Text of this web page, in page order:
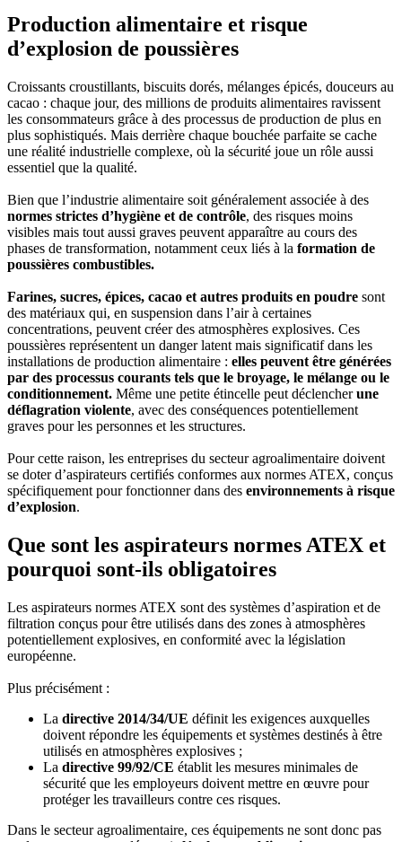
Production alimentaire et risque
d’explosion de poussières
Croissants croustillants, biscuits dorés, mélanges épicés, douceurs au
cacao : chaque jour, des millions de produits alimentaires ravissent
les consommateurs grâce à des processus de production de plus en
plus sophistiqués. Mais derrière chaque bouchée parfaite se cache
une réalité industrielle complexe, où la sécurité joue un rôle aussi
essentiel que la qualité.
Bien que l’industrie alimentaire soit généralement associée à des
normes strictes d’hygiène et de contrôle, des risques moins
visibles mais tout aussi graves peuvent apparaître au cours des
phases de transformation, notamment ceux liés à la formation de
poussières combustibles.
Farines, sucres, épices, cacao et autres produits en poudre sont
des matériaux qui, en suspension dans l’air à certaines
concentrations, peuvent créer des atmosphères explosives. Ces
poussières représentent un danger latent mais significatif dans les
installations de production alimentaire : elles peuvent être générées
par des processus courants tels que le broyage, le mélange ou le
conditionnement. Même une petite étincelle peut déclencherune
déflagration violente, avec des conséquences potentiellement
graves pour les personnes et les structures.
Pour cette raison, les entreprises du secteur agroalimentaire doivent
se doter d’aspirateurs certifiés conformes aux normes ATEX, conçus
spécifiquement pour fonctionner dans des environnements à risque
d’explosion.
Que sont les aspirateurs normes ATEX et
pourquoi sont-ils obligatoires
Les aspirateurs normes ATEX sont des systèmes d’aspiration et de
filtration conçus pour être utilisés dans des zones à atmosphères
potentiellement explosives, en conformité avec la législation
européenne.
Plus précisément :
La directive 2014/34/UE définit les exigences auxquelles
doivent répondre les équipements et systèmes destinés à être
utilisés en atmosphères explosives ;
La directive 99/92/CE établit les mesures minimales de
sécurité que les employeurs doivent mettre en œuvre pour
protéger les travailleurs contre ces risques.
Dans le secteur agroalimentaire, ces équipements ne sont donc pas